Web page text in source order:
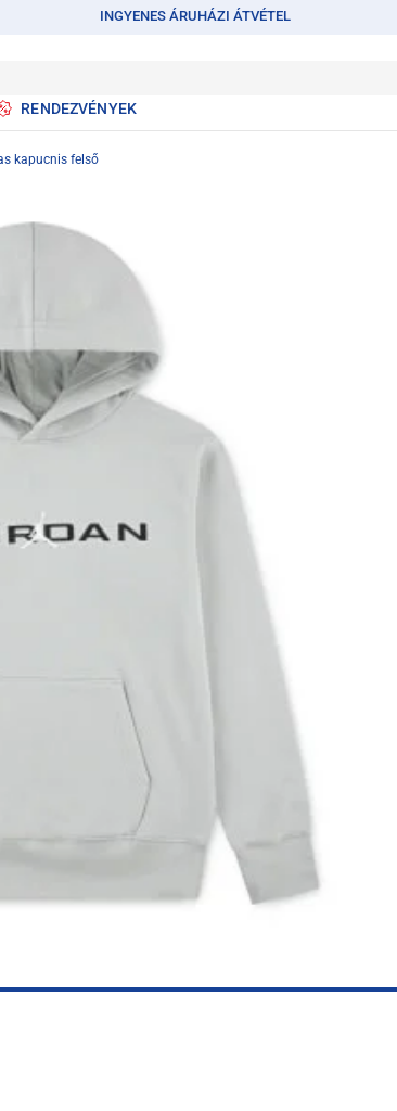
INGYENES ÁRUHÁZI ÁTVÉTEL
RENDEZVÉNYEK
kapucnis felső